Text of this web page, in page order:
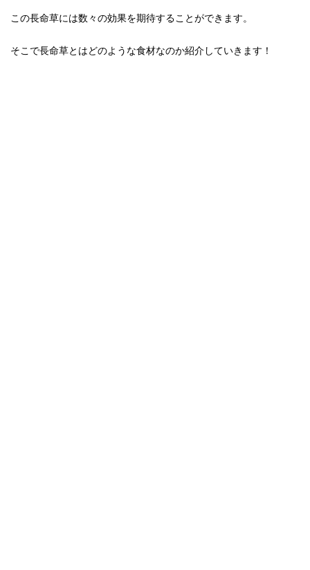
この長命草には数々の効果を期待することができます。
そこで長命草とはどのような食材なのか紹介していきます！